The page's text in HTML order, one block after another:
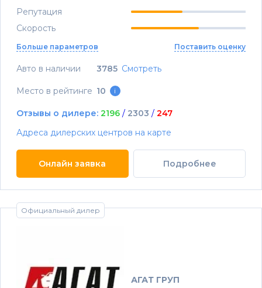
Репутация
Скорость
Больше параметров Поставить оценку
Авто в наличии 3785 Смотреть
Место в рейтинге 10 i
Отзывы о дилере: 2196 / 2303 / 247
Адреса дилерских центров на карте
Онлайн заявка Подробнее
Официальный дилер
АГАТ ГРУП